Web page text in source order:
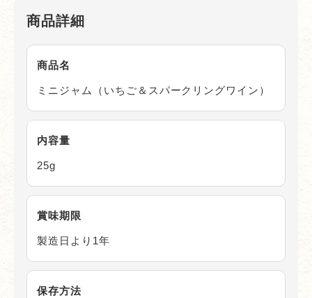
商品詳細
商品名
ミニジャム（いちご＆スパークリングワイン）
内容量
25g
賞味期限
製造日より1年
保存方法